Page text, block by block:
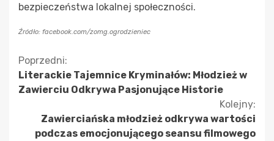
bezpieczeństwa lokalnej społeczności.
Źródło: facebook.com/zomg.ogrodzieniec
Kontynuuj
czytanie
Poprzedni:
Literackie Tajemnice Kryminałów: Młodzież w
Zawierciu Odkrywa Pasjonujące Historie
Kolejny:
Zawierciańska młodzież odkrywa wartości
podczas emocjonującego seansu filmowego